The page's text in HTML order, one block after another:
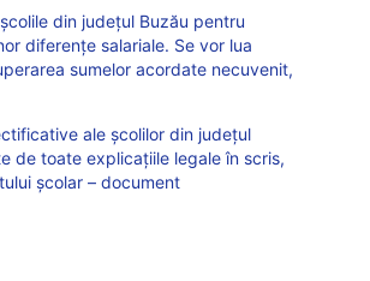
din județul Buzău pentru
diferențe salariale. Se vor lua
sumelor acordate necuvenit,
ale școlilor din județul
de toate explicațiile legale în scris,
școlar – document